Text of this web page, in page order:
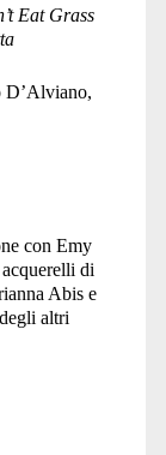
Eat Grass
D’Alviano,
con Emy
di
Abis e
altri